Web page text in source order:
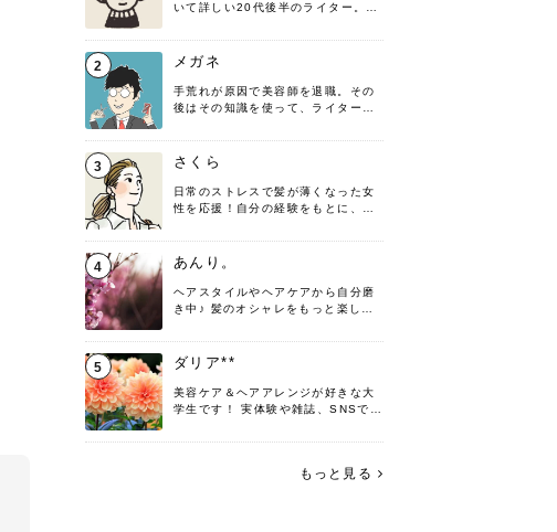
いて詳しい20代後半のライター。楽
す！
2 メガネ
手荒れが原因で美容師を退職。その
後はその知識を使って、ライターと
髪の知識をわかりやすく紹介しま
す！
3 さくら
日常のストレスで髪が薄くなった女
性を応援！自分の経験をもとに、執
4 あんり。
ヘアスタイルやヘアケアから自分磨
き中♪ 髪のオシャレをもっと楽しめ
♡ 役立つ情報をお届けできるように
頑張ります！よろしくお願いしま
5 ダリア**
美容ケア＆ヘアアレンジが好きな大
学生です！ 実体験や雑誌、SNSで知
す。 これからよろしくお願いします
もっと見る